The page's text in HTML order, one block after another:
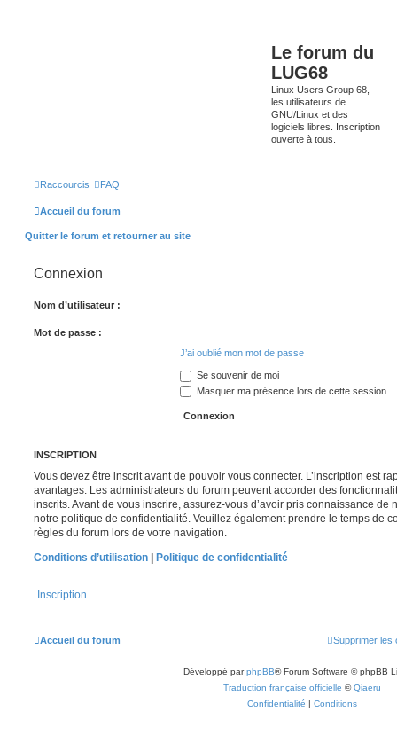
Le forum du
LUG68
Linux Users Group 68,
les utilisateurs de
GNU/Linux et des
logiciels libres. Inscription
ouverte à tous.
Raccourcis FAQ
Accueil du forum
Quitter le forum et retourner au site
Connexion
Nom d’utilisateur :
Mot de passe :
J’ai oublié mon mot de passe
Se souvenir de moi
Masquer ma présence lors de cette session
INSCRIPTION
Vous devez être inscrit avant de pouvoir vous connecter. L’inscription est
avantages. Les administrateurs du forum peuvent accorder des
inscrits. Avant de vous inscrire, assurez-vous d’avoir pris connaissance de
notre politique de confidentialité. Veuillez également prendre le temps de
règles du forum lors de votre navigation.
Conditions d’utilisation | Politique de confidentialité
Inscription
Accueil du forum Supprimer les
Développé parphpBB® Forum Software © phpBB
Traduction française officielle ©Qiaeru
Confidentialité | Conditions